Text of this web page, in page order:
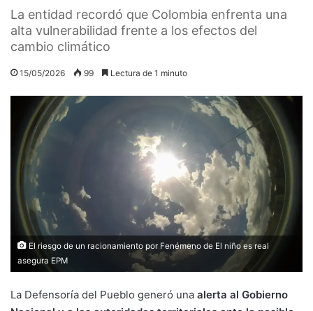
La entidad recordó que Colombia enfrenta una
alta vulnerabilidad frente a los efectos del
cambio climático
15/05/2026 99 Lectura de 1 minuto
El riesgo de un racionamiento por Fenémeno de El niño es real
asegura EPM
La Defensoría del Pueblo generó una alerta al Gobierno